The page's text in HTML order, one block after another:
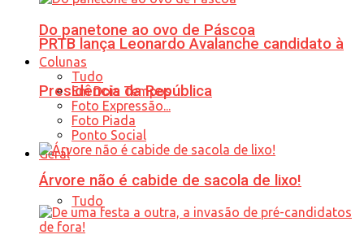
PRTB lança Leonardo Avalanche candidato à
Presidência da República
Geral
Tudo
Do panetone ao ovo de Páscoa
Colunas
Tudo
Em Dois Tempos
Foto Expressão...
Foto Piada
Ponto Social
Árvore não é cabide de sacola de lixo!